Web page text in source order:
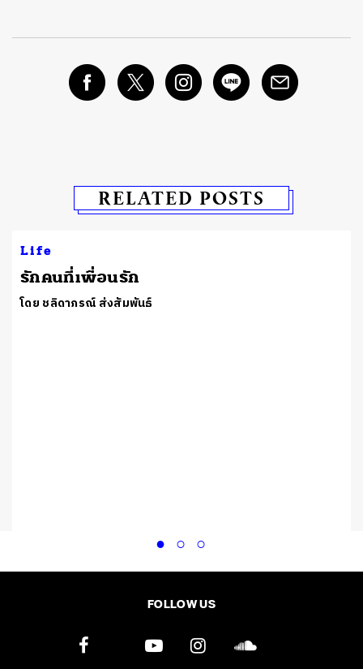
RELATED POSTS
Life
รักคนที่เพื่อนรัก
โดย ชลิดาภรณ์ ส่งสัมพันธ์
FOLLOW US